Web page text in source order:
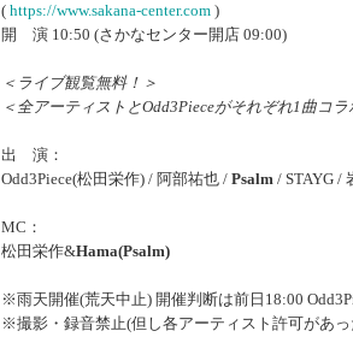
( https://www.sakana-center.com )
開 演 10:50 (さかなセンター開店 09:00)
＜ライブ観覧無料！＞
＜全アーティストとOdd3Pieceがそれぞれ1曲コラ
出 演：
Odd3Piece(松田栄作) / 阿部祐也 / Psalm / STAYG /
MC：
松田栄作&Hama(Psalm)
※雨天開催(荒天中止) 開催判断は前日18:00
※撮影・録音禁止(但し各アーティスト許可があ